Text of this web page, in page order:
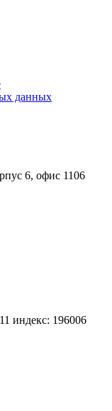
данных
6, офис 1106
индекс: 196006